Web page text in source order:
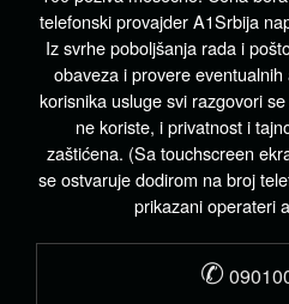
telefonski provajder A1Srbija
Iz svrhe poboljšanja rada i
obaveza i provere
korisnika usluge svi razgovori
ne koriste, i privatnost i
zaštićena. (Sa touchscreen
se ostvaruje dodirom na broj
prikazani operateri
✆